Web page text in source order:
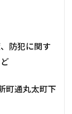
防犯に関す
町通丸太町下